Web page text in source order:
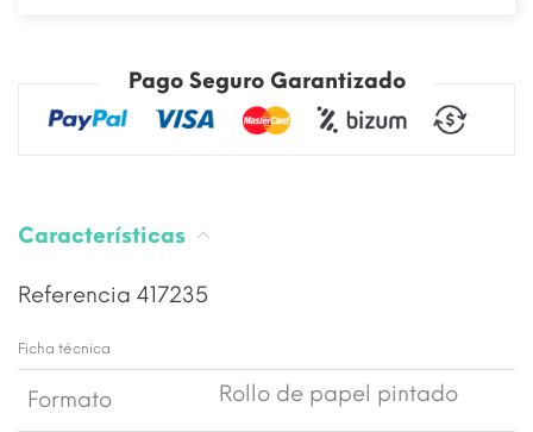
Pago Seguro Garantizado
Características
Referencia 417235
Ficha técnica
Formato Rollo de papel pintado